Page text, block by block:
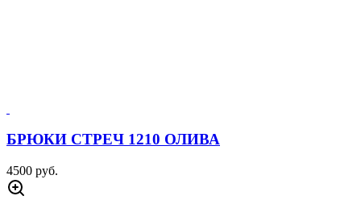
БРЮКИ СТРЕЧ 1210 ОЛИВА
4500 руб.